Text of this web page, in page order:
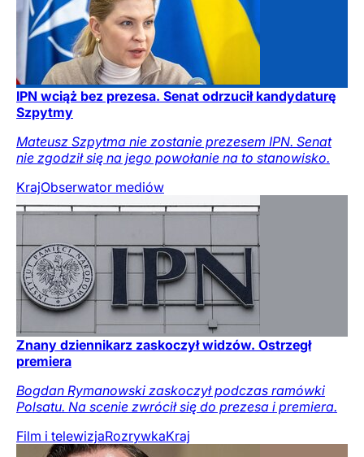
IPN wciąż bez prezesa. Senat odrzucił kandydaturę
Szpytmy
Mateusz Szpytma nie zostanie prezesem IPN. Senat
nie zgodził się na jego powołanie na to stanowisko.
KrajObserwator mediów
Znany dziennikarz zaskoczył widzów. Ostrzegł
premiera
Bogdan Rymanowski zaskoczył podczas ramówki
Polsatu. Na scenie zwrócił się do prezesa i premiera.
Film i telewizjaRozrywkaKraj